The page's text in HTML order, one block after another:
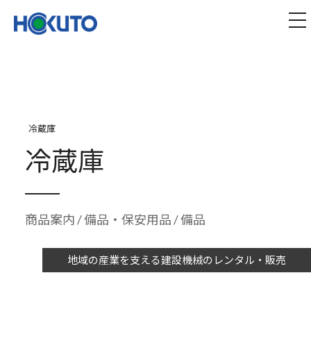
冷蔵庫
冷蔵庫
商品案内/備品・保安用品/ 備品
地域の産業を支える建設機械のレンタル・販売